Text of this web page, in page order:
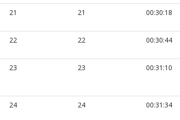
21 21 00:30:18
22 22 00:30:44
23 23 00:31:10
24 24 00:31:34